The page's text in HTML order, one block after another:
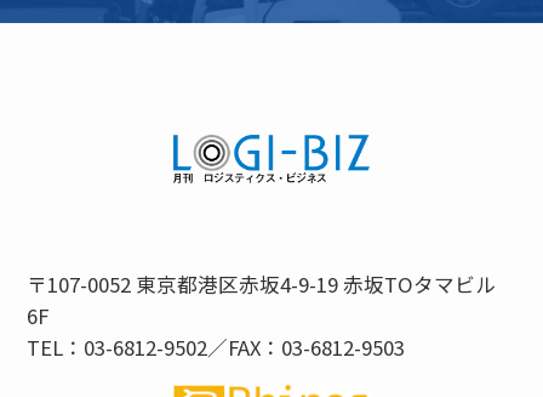
〒107-0052 東京都港区赤坂4-9-19 赤坂TOタマビル
6F
TEL：03-6812-9502／FAX：03-6812-9503